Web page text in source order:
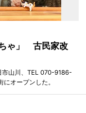
ゃ」 古民家改
市山川、TEL 070-9186-
オープンした。